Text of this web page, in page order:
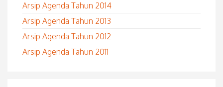
Arsip Agenda Tahun 2014
Arsip Agenda Tahun 2013
Arsip Agenda Tahun 2012
Arsip Agenda Tahun 2011